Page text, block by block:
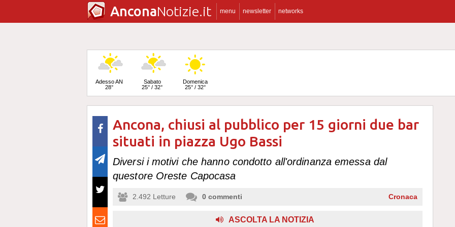
AnconaNotizie.it menu newsletter networks
Adesso AN
28°
Sabato
25° / 32°
Domenica
25° / 32°
Lunedì
24° / 33°
Ancona, chiusi al pubblico per 15 giorni due bar
situati in piazza Ugo Bassi
Diversi i motivi che hanno condotto all'ordinanza emessa dal
questore Oreste Capocasa
2.492 Letture 0 commenti Cronaca
ASCOLTA LA NOTIZIA